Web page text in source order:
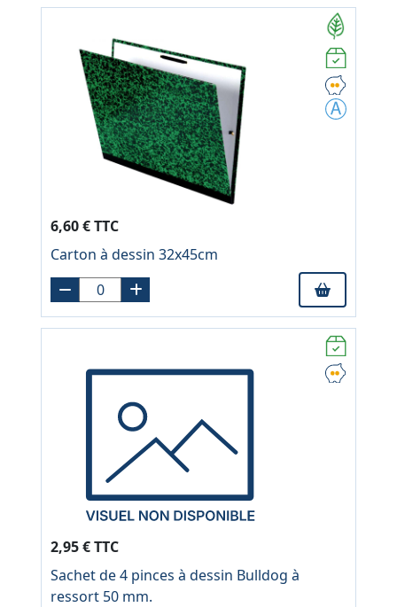
6,60 € TTC
Carton à dessin 32x45cm
2,95 € TTC
Sachet de 4 pinces à dessin Bulldog à
ressort 50 mm.